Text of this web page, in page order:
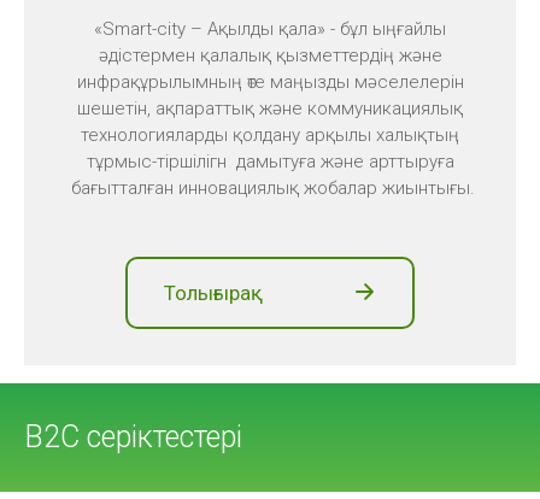
«Smart-city – Ақылды қала» - бұл ыңғайлы
әдістермен қалалық қызметтердің және
инфрақұрылымның өте маңызды мәселелерін
шешетін, ақпараттық және коммуникациялық
технологияларды қолдану арқылы халықтың
тұрмыс-тіршілігн дамытуға және арттыруға
бағытталған инновациялық жобалар жиынтығы.
Толығырақ
B2C серіктестері